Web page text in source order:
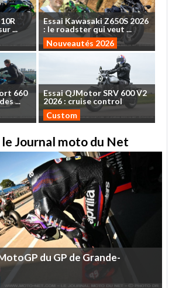
...
Essai Kawasaki Z650S 2026
: le roadsterquiveut ...
Nouveautés 2026
660
des...
EssaiQJMotorSRV 600V2
2026 : cruise control
Custom
Journal moto du Net
duGPdeGrande-